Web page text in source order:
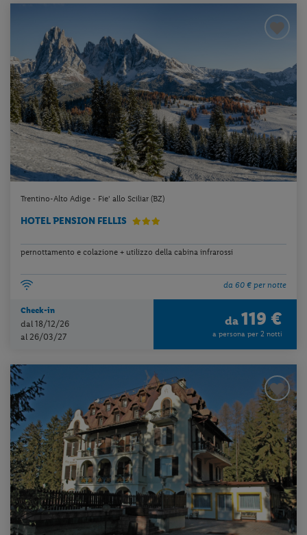
Trentino-Alto Adige - Fie' allo Sciliar (BZ)
HOTEL PENSION FELLIS
pernottamento e colazione + utilizzo della cabina infrarossi
da 60 € per notte
Check-in
dal 18/12/26
al 26/03/27
da 119 €
a persona per 2 notti